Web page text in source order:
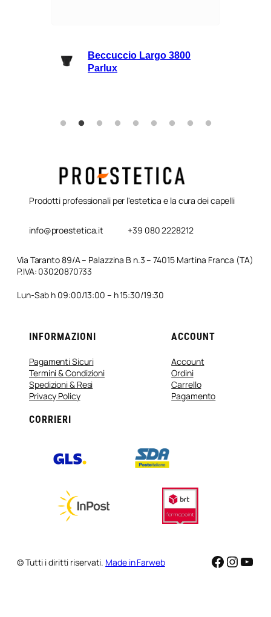
Beccuccio Largo 3800
Parlux
Prodotti professionali per l'estetica e la cura dei capelli
info@proestetica.it +39 080 2228212
Via Taranto 89/A – Palazzina B n.3 – 74015 Martina Franca (TA)
P.IVA: 03020870733
Lun-Sab h 09:00/13:00 – h 15:30/19:30
INFORMAZIONI
Pagamenti Sicuri
Termini & Condizioni
Spedizioni & Resi
Privacy Policy
ACCOUNT
Account
Ordini
Carrello
Pagamento
CORRIERI
© Tutti i diritti riservati. Made in Farweb